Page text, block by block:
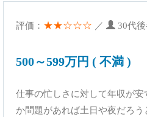
評価： ★★☆☆☆ ／ 30代
500～599万円 ( 不満 )
仕事の忙しさに対して年収が
か問題があれば土日や夜だろ